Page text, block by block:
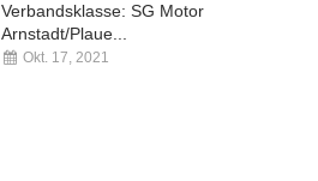
Verbandsklasse: SG Motor
Arnstadt/Plaue...
Okt. 17, 2021